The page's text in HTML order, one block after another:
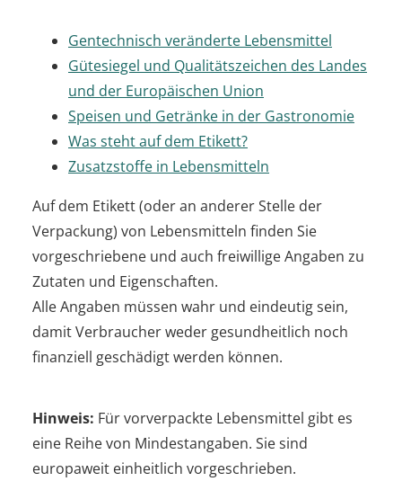
Gentechnisch veränderte Lebensmittel
Gütesiegel und Qualitätszeichen des Landes
und der Europäischen Union
Speisen und Getränke in der Gastronomie
Was steht auf dem Etikett?
Zusatzstoffe in Lebensmitteln
Auf dem Etikett (oder an anderer Stelle der
Verpackung) von Lebensmitteln finden Sie
vorgeschriebene und auch freiwillige Angaben zu
Zutaten und Eigenschaften.
Alle Angaben müssen wahr und eindeutig sein,
damit Verbraucher weder gesundheitlich noch
finanziell geschädigt werden können.
Hinweis: Für vorverpackte Lebensmittel gibt es
eine Reihe von Mindestangaben. Sie sind
europaweit einheitlich vorgeschrieben.